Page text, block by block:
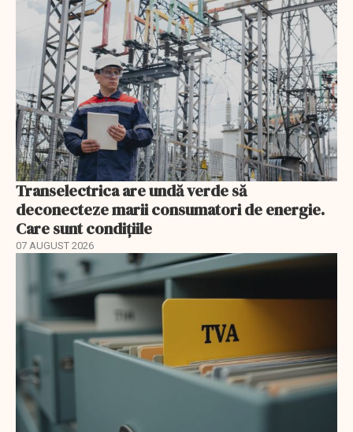
Transelectrica are undă verde să
deconecteze marii consumatori de energie.
Care sunt condițiile
07 AUGUST 2026